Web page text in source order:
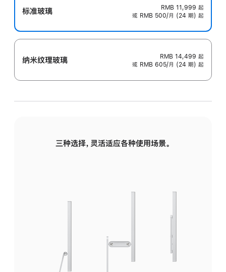
标准玻璃 RMB 11,999 起
或 RMB 500/月 (24 期) 起
纳米纹理玻璃 RMB 14,499 起
或 RMB 605/月 (24 期) 起
三种选择，灵活适应各种使用场景。